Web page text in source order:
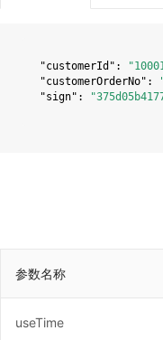
"customerId" :
"customerOrderNo" :
"sign" :
参数名称
useTime